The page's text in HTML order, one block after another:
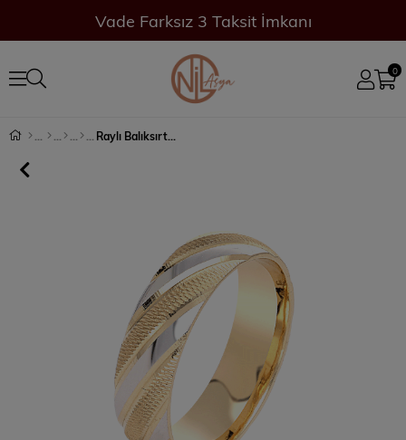
Vade Farksız 3 Taksit İmkanı
0
Raylı Balıksırtı Erkek Alyans